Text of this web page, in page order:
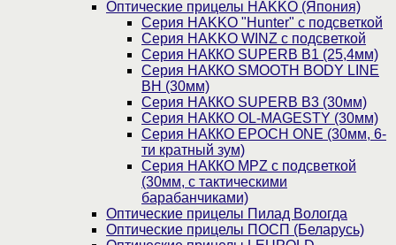
Оптические прицелы HAKKO (Япония)
Cерия HAKKO "Hunter" с подсветкой
Серия НAKKO WINZ с подсветкой
Серия НАККО SUPERB B1 (25,4мм)
Серия НАККО SMOOTH BODY LINE
BH (30мм)
Серия НАККО SUPERB B3 (30мм)
Серия НАККО OL-MAGESTY (30мм)
Серия НАККО EPOCH ONE (30мм, 6-
ти кратный зум)
Серия НАККО MPZ с подсветкой
(30мм, c тактическими
барабанчиками)
Оптические прицелы Пилад Вологда
Оптические прицелы ПОСП (Беларусь)